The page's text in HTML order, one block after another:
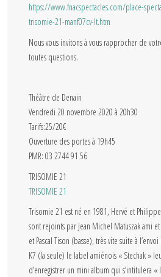
https://www.fnacspectacles.com/place-
trisomie-21-manf07cv-lt.htm
Nous vous invitons à vous rapprocher de
toutes questions.
Théâtre de Denain
Vendredi 20 novembre 2020 à 20h30
Tarifs:25/20€
Ouverture des portes à 19h45
PMR: 03 2744 91 56
TRISOMIE 21
TRISOMIE 21
Trisomie 21 est né en 1981, Hervé et
sont rejoints par Jean Michel Matuszak ami
et Pascal Tison (basse), très vite suite à l’envoi
K7 (la seule) le label amiénois « Stechak »
d’enregistrer un mini album qui s’intitulera